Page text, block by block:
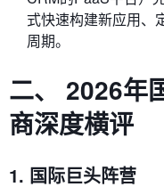
式快速构建新应用、
周期。
二、 2026年
商深度横评
1. 国际巨头阵营